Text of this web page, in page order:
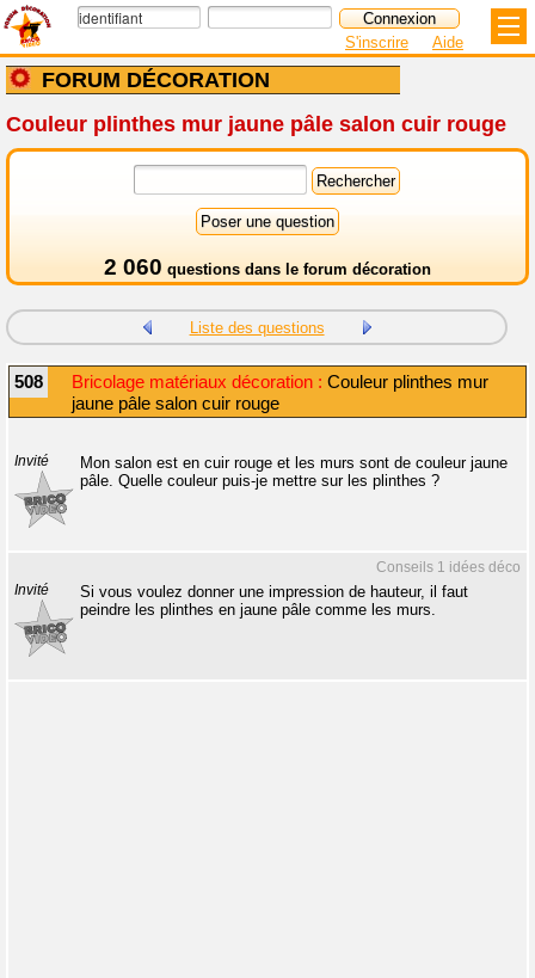
FORUM DÉCORATION
S'inscrire Aide
Couleur plinthes mur jaune pâle salon cuir rouge
2 060 questions dans le forum décoration
Liste des questions
508 Bricolage matériaux décoration : Couleur plinthes mur
jaune pâle salon cuir rouge
Invité
Mon salon est en cuir rouge et les murs sont de couleur jaune
pâle. Quelle couleur puis-je mettre sur les plinthes ?
Conseils 1 idées déco
Invité
Si vous voulez donner une impression de hauteur, il faut
peindre les plinthes en jaune pâle comme les murs.